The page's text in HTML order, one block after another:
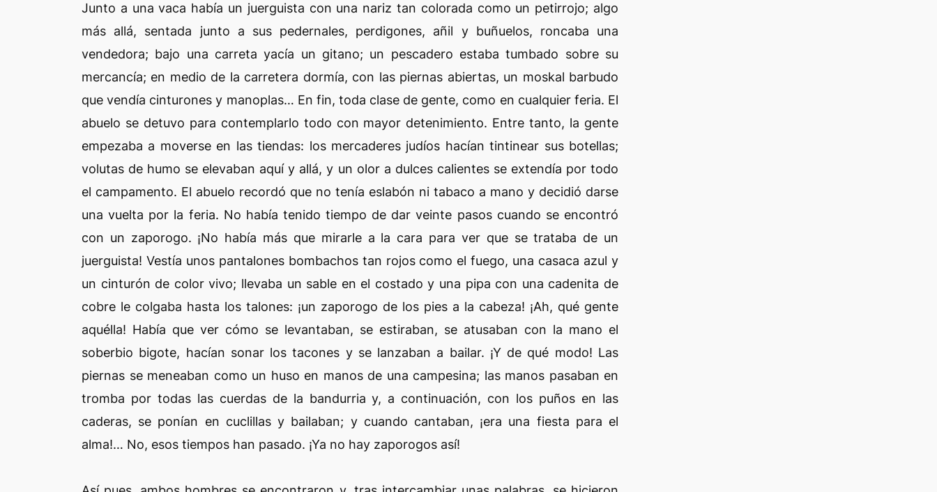
Junto a una vaca había un juerguista con una nariz tan colorada como un petirrojo; algo
más allá, sentada junto a sus pedernales, perdigones, añil y buñuelos, roncaba una
vendedora; bajo una carreta yacía un gitano; un pescadero estaba tumbado sobre su
mercancía; en medio de la carretera dormía, con las piernas abiertas, un moskal barbudo
que vendía cinturones y manoplas… En fin, toda clase de gente, como en cualquier feria. El
abuelo se detuvo para contemplarlo todo con mayor detenimiento. Entre tanto, la gente
empezaba a moverse en las tiendas: los mercaderes judíos hacían tintinear sus botellas;
volutas de humo se elevaban aquí y allá, y un olor a dulces calientes se extendía por todo
el campamento. El abuelo recordó que no tenía eslabón ni tabaco a mano y decidió darse
una vuelta por la feria. No había tenido tiempo de dar veinte pasos cuando se encontró
con un zaporogo. ¡No había más que mirarle a la cara para ver que se trataba de un
juerguista! Vestía unos pantalones bombachos tan rojos como el fuego, una casaca azul y
un cinturón de color vivo; llevaba un sable en el costado y una pipa con una cadenita de
cobre le colgaba hasta los talones: ¡un zaporogo de los pies a la cabeza! ¡Ah, qué gente
aquélla! Había que ver cómo se levantaban, se estiraban, se atusaban con la mano el
soberbio bigote, hacían sonar los tacones y se lanzaban a bailar. ¡Y de qué modo! Las
piernas se meneaban como un huso en manos de una campesina; las manos pasaban en
tromba por todas las cuerdas de la bandurria y, a continuación, con los puños en las
caderas, se ponían en cuclillas y bailaban; y cuando cantaban, ¡era una fiesta para el
alma!… No, esos tiempos han pasado. ¡Ya no hay zaporogos así!